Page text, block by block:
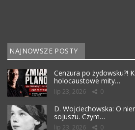
NAJNOWSZE POSTY
Cenzura po żydowsku?!
holocaustowe mity…
lip 23, 2026 0
D. Wojciechowska: O
sojuszu. Czym…
lip 23, 2026 0